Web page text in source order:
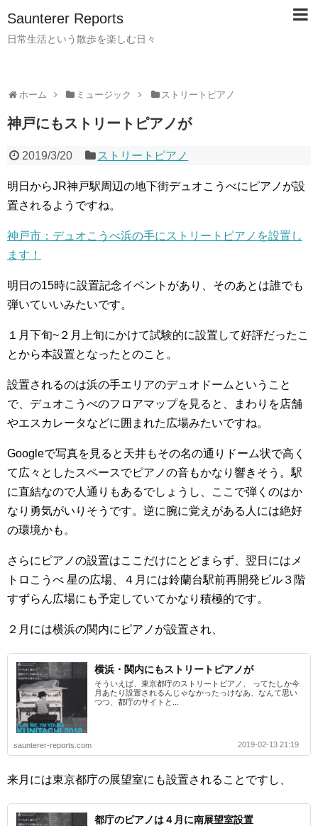
Saunterer Reports
日常生活という散歩を楽しむ日々
ホーム ミュージック ストリートピアノ
神戸にもストリートピアノが
2019/3/20 ストリートピアノ
明日からJR神戸駅周辺の地下街デュオこうべにピアノが設
置されるようですね。
神戸市：デュオこうべ浜の手にストリートピアノを設置し
ます！
明日の15時に設置記念イベントがあり、そのあとは誰でも
弾いていいみたいです。
１月下旬~２月上旬にかけて試験的に設置して好評だったこ
とから本設置となったとのこと。
設置されるのは浜の手エリアのデュオドームということ
で、デュオこうべのフロアマップを見ると、まわりを店舗
やエスカレータなどに囲まれた広場みたいですね。
Googleで写真を見ると天井もその名の通りドーム状で高く
て広々としたスペースでピアノの音もかなり響きそう。駅
に直結なので人通りもあるでしょうし、ここで弾くのはか
なり勇気がいりそうです。逆に腕に覚えがある人には絶好
の環境かも。
さらにピアノの設置はここだけにとどまらず、翌日にはメ
トロこうべ 星の広場、４月には鈴蘭台駅前再開発ビル３階
すずらん広場にも予定していてかなり積極的です。
２月には横浜の関内にピアノが設置され、
横浜・関内にもストリートピアノが
そういえば、東京都庁のストリートピアノ、 ってたしか今
月あたり設置されるんじゃなかったっけなあ、なんて思い
つつ、都庁のサイトと...
saunterer-reports.com 2019-02-13 21:19
来月には東京都庁の展望室にも設置されることですし、
都庁のピアノは４月に南展望室設置